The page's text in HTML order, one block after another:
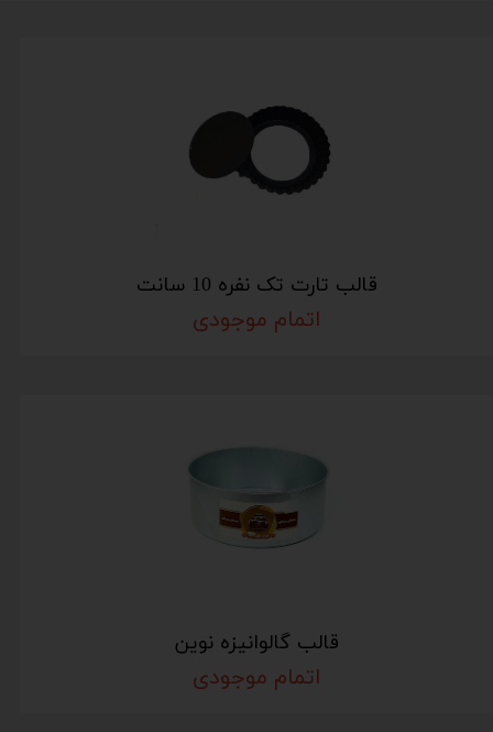
قالب تارت تک نفره 10 سانت
اتمام موجودی
قالب گالوانیزه نوین
اتمام موجودی